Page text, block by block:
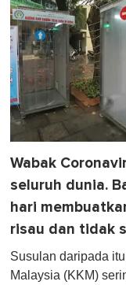
Wabak
seluruh dunia.
hari
risau dan tidak
Susulan daripada
Malaysia (KKM)